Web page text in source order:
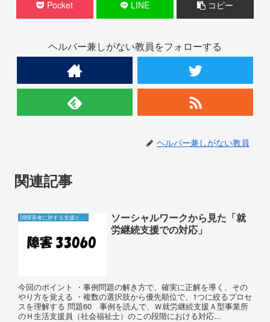
Pocket LINE コピー
ヘルパー兼しがない教員をフォローする
ヘルパー兼しがない教員
関連記事
08障害者に対する支援と障害者自立支援制度
ソーシャルワークから見た「就
労継続支援での対応」
今回のポイント ・事例問題の解き方で、確実に正解を導く、その
やり方を覚える ・複数の選択肢から優先順位で、1つに絞るプロセ
スを理解する 問題60 事例を読んで、Ｗ就労継続支援Ａ型事業所
のＨ生活支援員（社会福祉士）のこの段階における対応...